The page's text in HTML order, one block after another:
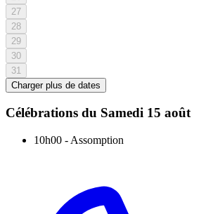
27
28
29
30
31
Charger plus de dates
Célébrations du Samedi 15 août
10h00 - Assomption